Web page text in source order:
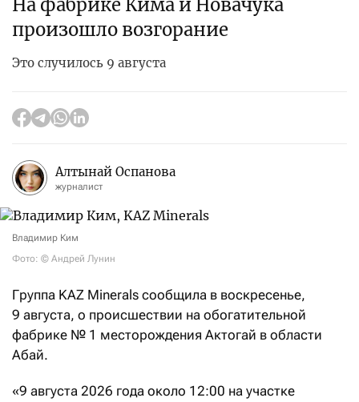
На фабрике Кима и Новачука
произошло возгорание
Это случилось 9 августа
Алтынай Оспанова
журналист
Владимир Ким
Фото: © Андрей Лунин
Группа KAZ Minerals сообщила в воскресенье,
9 августа, о происшествии на обогатительной
фабрике № 1 месторождения Актогай в области
Абай.
«9 августа 2026 года около 12:00 на участке